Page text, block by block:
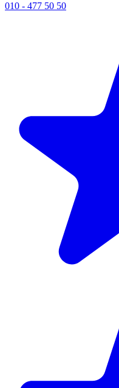
010 - 477 50 50